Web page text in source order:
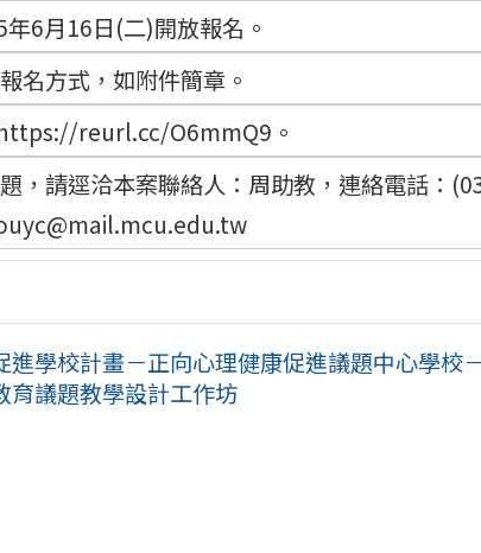
6月16日(二)開放報名。
名方式，如附件簡章。
reurl.cc/O6mmQ9。
，請逕洽本案聯絡人：周助教，連絡電話：
進學校計畫－正向心理健康促進議題中心學校
育議題教學設計工作坊